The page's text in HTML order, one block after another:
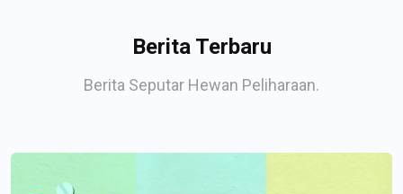
Berita Terbaru
Berita Seputar Hewan Peliharaan.